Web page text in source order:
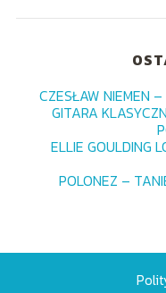
CZESŁAW NIEMEN
GITARA
ELLIE GOULDING
POLONEZ –